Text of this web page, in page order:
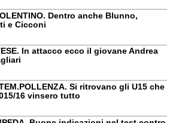
Dentro anche Blunno,
e Cicconi
In attacco ecco il giovane Andrea
Si ritrovano gli U15 che
16 vinsero tutto